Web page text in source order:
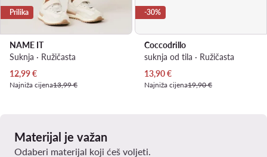
Prilika
NAME IT
Suknja · Ružičasta
Trenutna cijena
12,99€
Najniža cijena13,99 €
-30%
Coccodrillo
suknja od tila · Ružičasta
Trenutna cijena
13,90€
Najniža cijena19,90 €
Materijal je važan
Odaberi materijal koji ćeš voljeti.